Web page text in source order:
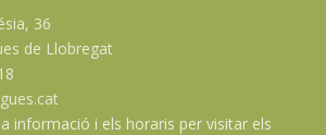
36
de Llobregat
informació i els horaris per visitar els